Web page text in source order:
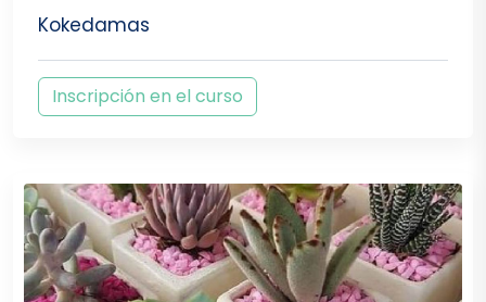
Kokedamas
Inscripción en el curso